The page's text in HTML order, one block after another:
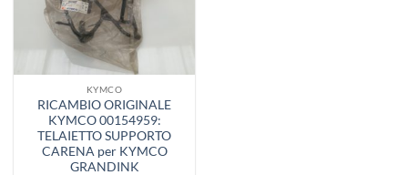
KYMCO
RICAMBIO ORIGINALE
KYMCO 00154959:
TELAIETTO SUPPORTO
CARENA per KYMCO
GRANDINK